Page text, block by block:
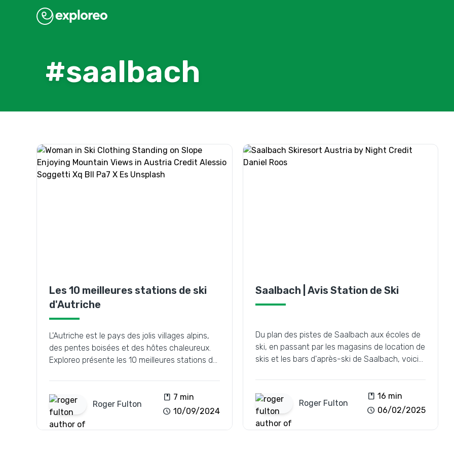
#saalbach
Les 10 meilleures stations de ski
d'Autriche
L'Autriche est le pays des jolis villages alpins,
des pentes boisées et des hôtes chaleureux.
Exploreo présente les 10 meilleures stations de
Roger Fulton
book 7 min
schedule 10/09/2024
Saalbach | Avis Station de Ski
Du plan des pistes de Saalbach aux écoles de
ski, en passant par les magasins de location de
skis et les bars d'après-ski de Saalbach, voici
Roger Fulton
book 16 min
schedule 06/02/2025